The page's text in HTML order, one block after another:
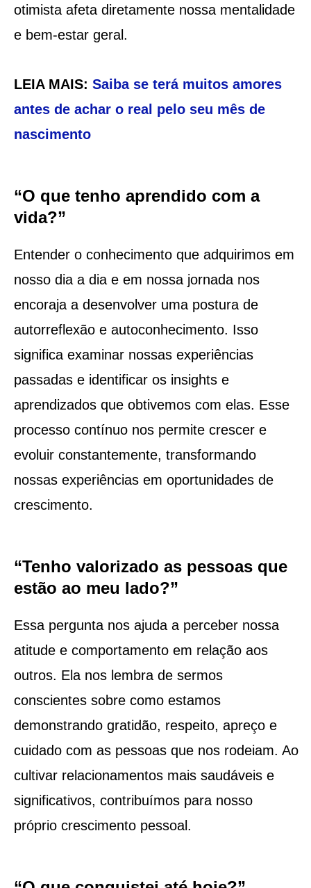
otimista afeta diretamente nossa mentalidade
e bem-estar geral.
LEIA MAIS: Saiba se terá muitos amores
antes de achar o real pelo seu mês de
nascimento
“O que tenho aprendido com a
vida?”
Entender o conhecimento que adquirimos em
nosso dia a dia e em nossa jornada nos
encoraja a desenvolver uma postura de
autorreflexão e autoconhecimento. Isso
significa examinar nossas experiências
passadas e identificar os insights e
aprendizados que obtivemos com elas. Esse
processo contínuo nos permite crescer e
evoluir constantemente, transformando
nossas experiências em oportunidades de
crescimento.
“Tenho valorizado as pessoas que
estão ao meu lado?”
Essa pergunta nos ajuda a perceber nossa
atitude e comportamento em relação aos
outros. Ela nos lembra de sermos
conscientes sobre como estamos
demonstrando gratidão, respeito, apreço e
cuidado com as pessoas que nos rodeiam. Ao
cultivar relacionamentos mais saudáveis e
significativos, contribuímos para nosso
próprio crescimento pessoal.